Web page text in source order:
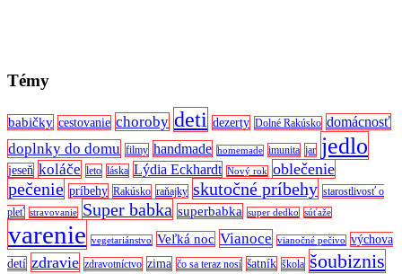
Témy
babičky cestovanie choroby deti dezerty Dolné Rakúsko domácnosť
doplnky do domu filmy handmade homemade imunita jar jedlo
jeseň koláče leto láska Lýdia Eckhardt Nový rok oblečenie
pečenie príbehy Rakúsko raňajky skutočné príbehy starostlivosť o
pleť stravovanie Super babka superbabka super dedko súťaže
varenie vegetariánstvo Veľká noc Vianoce vianočné pečivo
výchova
detí zdravie zdravotníctvo zima čo sa teraz nosí šatník škola šoubiznis